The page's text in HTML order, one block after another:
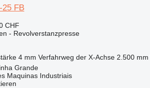
25 FB
CHF
- Revolverstanzpresse
4 mm Verfahrweg der X-Achse 2.500 mm
Grande
Maquinas Industriais